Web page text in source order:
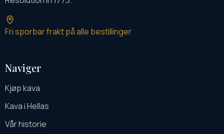
Fri sporbar frakt på alle bestillinger
Naviger
Kjøp kava
Kava i Hellas
Vår historie